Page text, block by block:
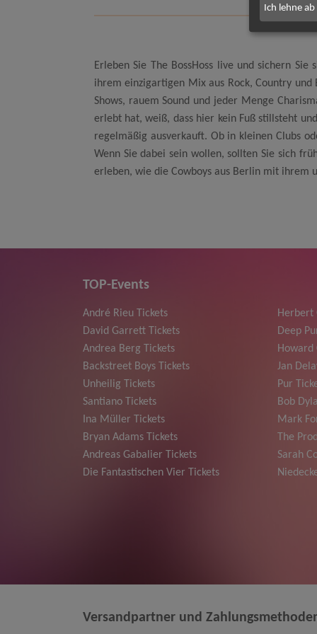
Erleben Sie The BossHoss live und sichern
ihrem einzigartigen Mix aus Rock, Country
Shows, rauem Sound und jeder Menge
erlebt hat, weiß, dass hier kein Fuß stillsteht
regelmäßig ausverkauft. Ob in kleinen Clubs
Wenn Sie dabei sein wollen, sollten Sie sich
erleben, wie die Cowboys aus Berlin mit ihrem
TOP-Events
André Rieu Tickets
David Garrett Tickets
Andrea Berg Tickets
Backstreet Boys Tickets
Unheilig Tickets
Santiano Tickets
Ina Müller Tickets
Bryan Adams Tickets
Andreas Gabalier Tickets
Die Fantastischen Vier Tickets
Herbert
Deep
Howard
Jan
Pur
Bob
Mark
The
Sarah
Versandpartner und
Ich lehne ab